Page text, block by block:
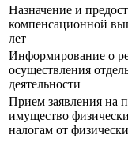
Назначение и
компенсационной
лет
Информирование о
осуществления
деятельности
Прием заявления на
имущество
налогам от